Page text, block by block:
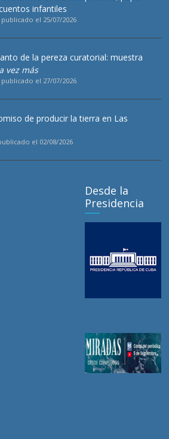
infantiles
publicado el 25/07/2026
de la pereza curatorial: muestra
vez más
publicado el 27/07/2026
de producir la tierra en Las
el 02/08/2026
Desde la
Presidencia